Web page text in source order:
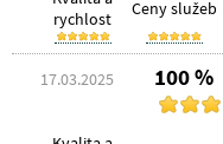
rychlost
Ceny služeb
17.03.2025 100 %